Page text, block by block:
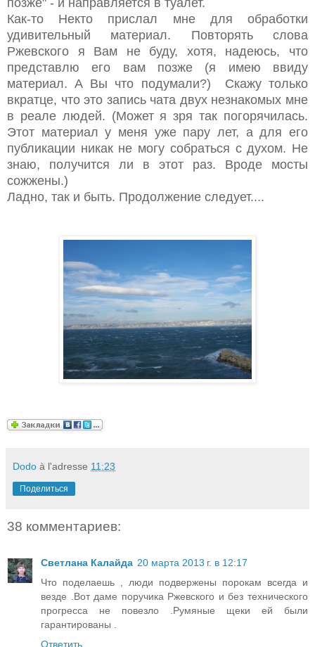
Как-то Некто прислал мне для обработки
удивительный материал. Повторять слова
Ржевского я Вам не буду, хотя, надеюсь, что
представлю его вам позже (я имею ввиду
материал. А Вы что подумали?) Скажу только
вкратце, что это запись чата двух незнакомых мне
в реале людей. (Может я зря так погорячилась.
Этот материал у меня уже пару лет, а для его
публикации никак не могу собраться с духом. Не
знаю, получится ли в этот раз. Вроде мосты
сожжены.)
Ладно, так и быть. Продолжение следует....
Dodo à l'adresse 11:23
Поделиться
38 комментариев:
Светлана Калайда 20 марта 2013 г. в 12:17
Что поделаешь , люди подвержены порокам всегда и
везде .Вот даме поручика Ржевского и без технического
прогресса не повезло .Румяные щеки ей были
гарантированы .
Ответить